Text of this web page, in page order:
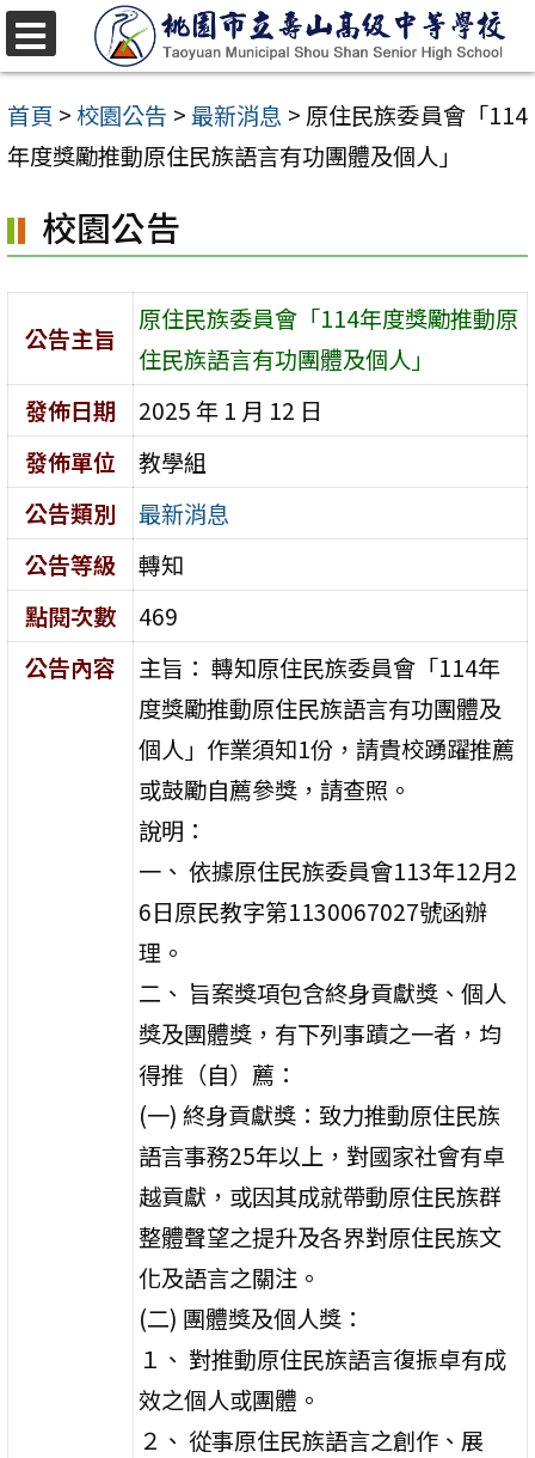
跳
至
主
要
容
區
首頁 >校園公告 >最新消息 > 原住民族委員會「114
年度獎勵推動原住民族語言有功團體及個人」
校園公告
公告主旨
原住民族委員會「114年度獎勵推動原
住民族語言有功團體及個人」
發佈日期
2025 年 1 月 12 日
發佈單位
教學組
公告類別
最新消息
公告等級
轉知
點閱次數
469
公告內容
主旨： 轉知原住民族委員會「114年
度獎勵推動原住民族語言有功團體及
個人」作業須知1份，請貴校踴躍推薦
或鼓勵自薦參獎，請查照。
說明：
一、 依據原住民族委員會113年12月2
6日原民教字第1130067027號函辦
理。
二、 旨案獎項包含終身貢獻獎、個人
獎及團體獎，有下列事蹟之一者，均
得推（自）薦：
(一) 終身貢獻獎：致力推動原住民族
語言事務25年以上，對國家社會有卓
越貢獻，或因其成就帶動原住民族群
整體聲望之提升及各界對原住民族文
化及語言之關注。
(二) 團體獎及個人獎：
１、 對推動原住民族語言復振卓有成
效之個人或團體。
２、 從事原住民族語言之創作、展
選
單